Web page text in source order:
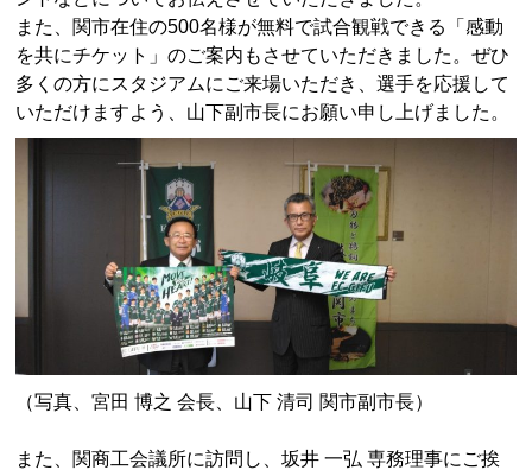
また、関市在住の500名様が無料で試合観戦できる「感動
を共にチケット」のご案内もさせていただきました。ぜひ
多くの方にスタジアムにご来場いただき、選手を応援して
いただけますよう、山下副市長にお願い申し上げました。
（写真、宮田 博之 会長、山下 清司 関市副市長）
また、関商工会議所に訪問し、坂井 一弘 専務理事にご挨